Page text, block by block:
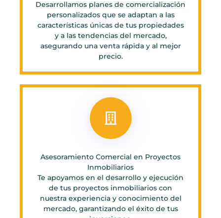
Desarrollamos planes de comercialización
personalizados que se adaptan a las
características únicas de tus propiedades
y a las tendencias del mercado,
asegurando una venta rápida y al mejor
precio.
Asesoramiento Comercial en Proyectos
Inmobiliarios
Te apoyamos en el desarrollo y ejecución
de tus proyectos inmobiliarios con
nuestra experiencia y conocimiento del
mercado, garantizando el éxito de tus